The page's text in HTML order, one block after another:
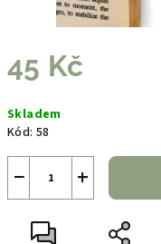
45 Kč
cena:
Skladem
Kód: 58
+
−